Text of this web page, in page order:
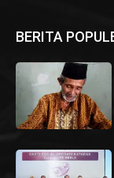
BERITA